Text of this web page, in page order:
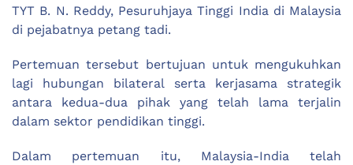
TYT B. N. Reddy, Pesuruhjaya Tinggi India di Malaysia
di pejabatnya petang tadi.
Pertemuan tersebut bertujuan untuk mengukuhkan
lagi hubungan bilateral serta kerjasama strategik
antara kedua-dua pihak yang telah lama terjalin
dalam sektor pendidikan tinggi.
Dalam pertemuan itu, Malaysia-India telah